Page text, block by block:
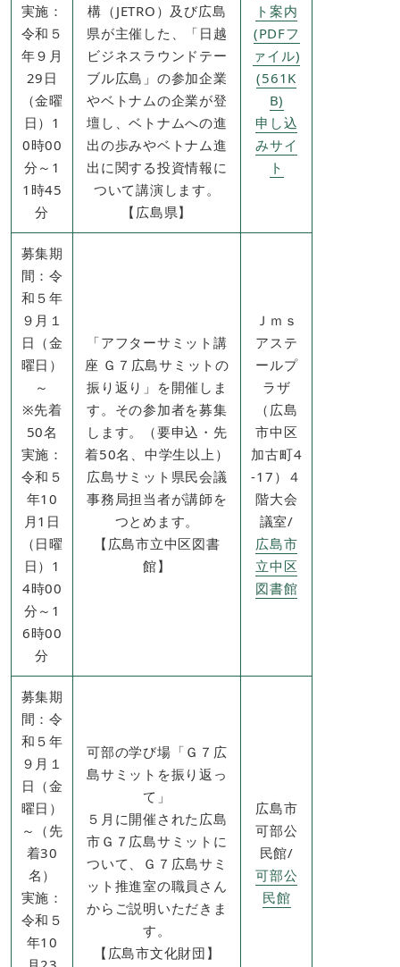
実施：
令和５
年９月
29日
（金曜
日）1
0時00
分～1
1時45
分
構（JETRO）及び広島
県が主催した、「日越
ビジネスラウンドテー
ブル広島」の参加企業
やベトナムの企業が登
壇し、ベトナムへの進
出の歩みやベトナム進
出に関する投資情報に
ついて講演します。
【広島県】
ト案内
(PDFフ
ァイル)
(561K
B)
申し込
みサイ
ト
募集期
間：令
和５年
９月１
日（金
曜日）
～
※先着
50名
実施：
令和５
年10
月1日
（日曜
日）1
4時00
分～1
6時00
分
「アフターサミット講
座 Ｇ７広島サミットの
振り返り」を開催しま
す。その参加者を募集
します。（要申込・先
着50名、中学生以上）
広島サミット県民会議
事務局担当者が講師を
つとめます。
【広島市立中区図書
館】
Ｊｍｓ
アステ
ールプ
ラザ
（広島
市中区
加古町4
-17）４
階大会
議室/
広島市
立中区
図書館
募集期
間：令
和５年
９月１
日（金
曜日）
～（先
着30
名）
実施：
令和５
年10
可部の学び場「Ｇ７広
島サミットを振り返っ
て」
５月に開催された広島
市Ｇ７広島サミットに
ついて、Ｇ７広島サミ
ット推進室の職員さん
からご説明いただきま
す。
【広島市文化財団】
広島市
可部公
民館/
可部公
民館